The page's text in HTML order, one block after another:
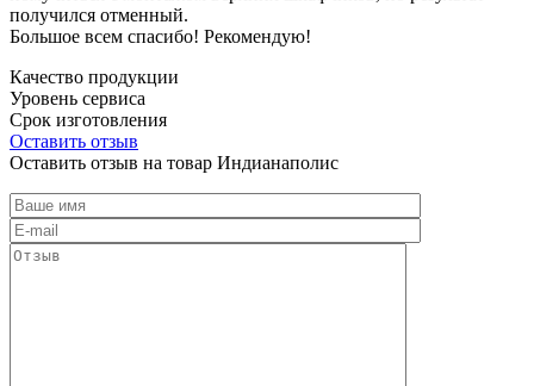
получился отменный.
Большое всем спасибо! Рекомендую!
Качество продукции
Уровень сервиса
Срок изготовления
Оставить отзыв
Оставить отзыв на товар Индианаполис